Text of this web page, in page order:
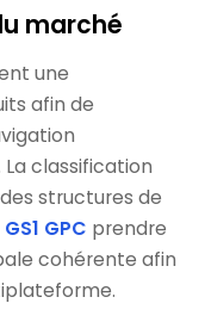
marché
une
afin de
classification
structures de
GPC prendre
cohérente afin